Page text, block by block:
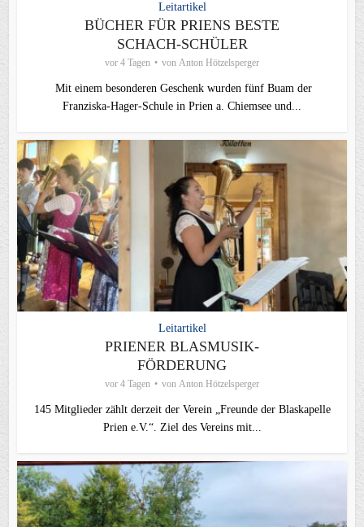
Leitartikel
BÜCHER FÜR PRIENS BESTE
SCHACH-SCHÜLER
vor 4 Tagen von Anton Hötzelsperger
Mit einem besonderen Geschenk wurden fünf Buam der
Franziska-Hager-Schule in Prien a. Chiemsee und...
Leitartikel
PRIENER BLASMUSIK-
FÖRDERUNG
vor 4 Tagen von Anton Hötzelsperger
145 Mitglieder zählt derzeit der Verein „Freunde der Blaskapelle
Prien e.V.“. Ziel des Vereins mit...